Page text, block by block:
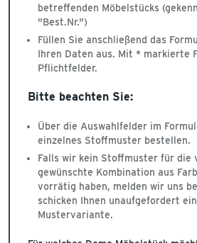
betreffenden Möbelstücks
"Best.Nr.")
Füllen Sie anschließend das
Ihren Daten aus. Mit * markierte
Pflichtfelder.
Bitte beachten Sie:
Über die Auswahlfelder im
einzelnes Stoffmuster bestellen.
Falls wir kein Stoffmuster für die
gewünschte Kombination aus
vorrätig haben, melden wir uns
schicken Ihnen unaufgefordert
Mustervariante.